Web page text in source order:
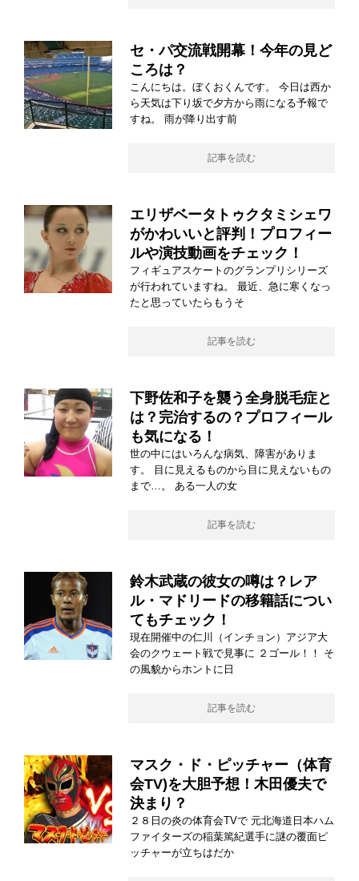
セ・パ交流戦開幕！今年の見ど
ころは？
こんにちは。ぼくおくんです。 今日は西か
ら天気は下り坂で夕方から雨になる予報で
すね。 雨が降り出す前
記事を読む
エリザベータトゥクタミシェワ
がかわいいと評判！プロフィー
ルや演技動画をチェック！
フィギュアスケートのグランプリシリーズ
が行われていますね。 最近、急に寒くなっ
たと思っていたらもうそ
記事を読む
下野佐和子を襲う全身脱毛症と
は？完治するの？プロフィール
も気になる！
世の中にはいろんな病気、障害がありま
す。 目に見えるものから目に見えないもの
まで…。 ある一人の女
記事を読む
鈴木武蔵の彼女の噂は？レア
ル・マドリードの移籍話につい
てもチェック！
現在開催中の仁川（インチョン）アジア大
会のクウェート戦で見事に ２ゴール！！ そ
の風貌からホントに日
記事を読む
マスク・ド・ピッチャー（体育
会TV)を大胆予想！木田優夫で
決まり？
２８日の炎の体育会TVで 元北海道日本ハム
ファイターズの稲葉篤紀選手に謎の覆面ピ
ッチャーが立ちはだか